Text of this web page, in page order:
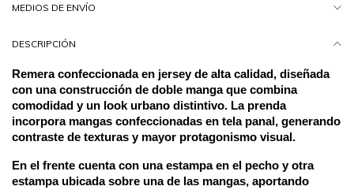
MEDIOS DE ENVÍO
DESCRIPCIÓN
Remera confeccionada en jersey de alta calidad, diseñada
con una construcción de doble manga que combina
comodidad y un look urbano distintivo. La prenda
incorpora mangas confeccionadas en tela panal, generando
contraste de texturas y mayor protagonismo visual.
En el frente cuenta con una estampa en el pecho y otra
estampa ubicada sobre una de las mangas, aportando